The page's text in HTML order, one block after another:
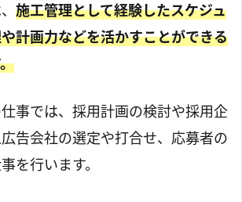
施工管理として経験したスケジュ
計画力などを活かすことができる
事では、採用計画の検討や採用企
告会社の選定や打合せ、応募者の
を行います。